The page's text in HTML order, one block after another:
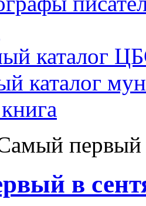
каталог
каталог
первый
в